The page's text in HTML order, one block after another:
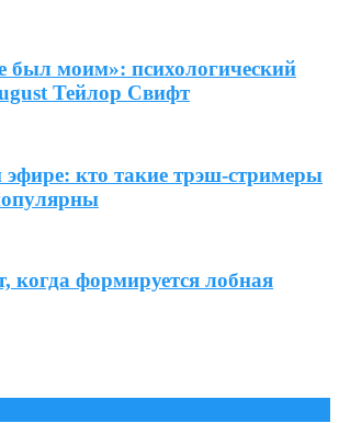
был моим»: психологический
Тейлор Свифт
кто такие трэш-стримеры
когда формируется лобная